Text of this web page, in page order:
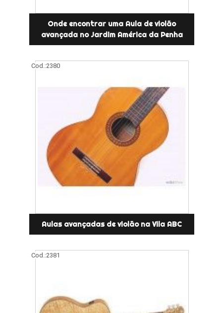
Onde encontrar uma Aula de violão
avançada no Jardim América da Penha
Cod.:2380
Aulas avançadas de violão na Vila ABC
Cod.:2381